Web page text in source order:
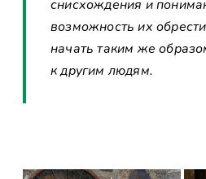
снисхождения и
возможность их
начать таким же
к другим людям.